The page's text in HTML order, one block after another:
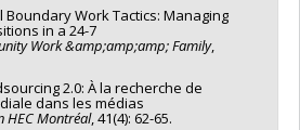
Boundary Work Tactics: Managing
in a 24-7
Work &amp;amp;amp; Family,
2.0: À la recherche de
dans les médias
HEC Montréal, 41(4): 62-65.